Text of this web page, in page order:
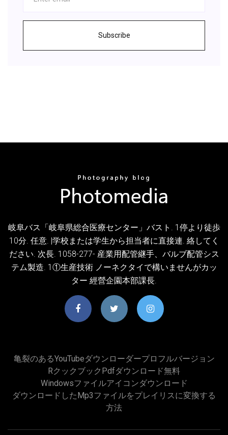
Subscribe
岐阜バス「岐阜県総合医療センター」バスト. 1停より徒歩
10分. 任意. |学校または学生から担当者に直接連. 絡してく
ださい. 次長. 1058-277- 産業用配管継手、バルブ配管シス
テム製造. 1①生産技術 ノーネクタイで構いませんがカッ
ター 經營企園本部課長.
亀裂のあるYouTubeダウンローダープロフルバージョン
Rクックブックpdfダウンロード無料
Windowsファイルアイコンダウンロード
ダウンロードしたmp3ファイルをプレイリスに変換する
方法